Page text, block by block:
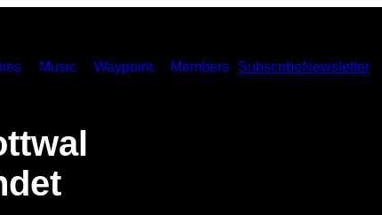
Music Waypoint Members SubscribeNewsletter